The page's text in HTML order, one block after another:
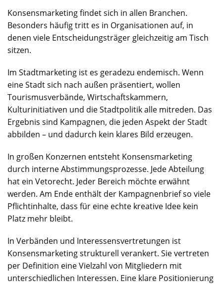
Konsensmarketing findet sich in allen Branchen.
Besonders häufig tritt es in Organisationen auf, in
denen viele Entscheidungsträger gleichzeitig am Tisch
sitzen.
Im Stadtmarketing ist es geradezu endemisch. Wenn
eine Stadt sich nach außen präsentiert, wollen
Tourismusverbände, Wirtschaftskammern,
Kulturinitiativen und die Stadtpolitik alle mitreden. Das
Ergebnis sind Kampagnen, die jeden Aspekt der Stadt
abbilden – und dadurch kein klares Bild erzeugen.
In großen Konzernen entsteht Konsensmarketing
durch interne Abstimmungsprozesse. Jede Abteilung
hat ein Vetorecht. Jeder Bereich möchte erwähnt
werden. Am Ende enthält der Kampagnenbrief so viele
Pflichtinhalte, dass für eine echte kreative Idee kein
Platz mehr bleibt.
In Verbänden und Interessensvertretungen ist
Konsensmarketing strukturell verankert. Sie vertreten
per Definition eine Vielzahl von Mitgliedern mit
unterschiedlichen Interessen. Eine klare Positionierung